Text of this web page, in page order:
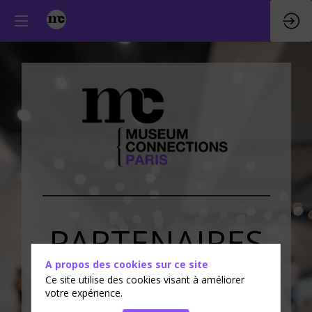
PARTENAIRES
&EXPOSANTS
A propos des cookies sur ce site
Ce site utilise des cookies visant à améliorer
votre expérience.